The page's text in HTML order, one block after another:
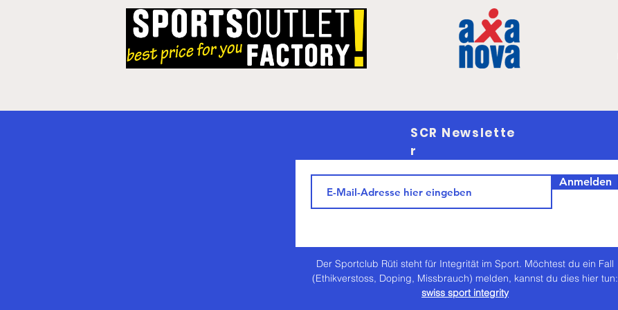
SCR Newslette
r
Anmelden
Der Sportclub Rüti steht für Integrität im Sport. Möchtest du ein Fall
(Ethikverstoss, Doping, Missbrauch) melden, kannst du dies hier tun:
swiss sport integrity